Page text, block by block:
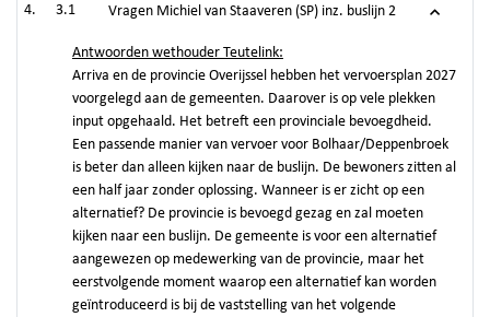
3.1 Vragen Michiel van Staaveren (SP) inz. buslijn 2
Antwoorden wethouder Teutelink:
Arriva en de provincie Overijssel hebben het vervoersplan 2027
voorgelegd aan de gemeenten. Daarover is op vele plekken
input opgehaald. Het betreft een provinciale bevoegdheid.
Een passende manier van vervoer voor Bolhaar/Deppenbroek
is beter dan alleen kijken naar de buslijn. De bewoners zitten al
een half jaar zonder oplossing. Wanneer is er zicht op een
alternatief? De provincie is bevoegd gezag en zal moeten
kijken naar een buslijn. De gemeente is voor een alternatief
aangewezen op medewerking van de provincie, maar het
eerstvolgende moment waarop een alternatief kan worden
geïntroduceerd is bij de vaststelling van het volgende